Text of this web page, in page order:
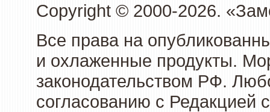
Copyright © 2000-2026.
Все права на
и охлаженные продукты.
законодательством РФ.
согласованию с Редакцией